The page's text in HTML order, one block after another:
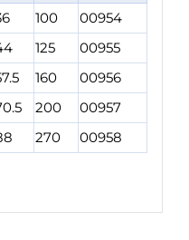
100
00954
125
00955
160
00956
200
00957
270 00958